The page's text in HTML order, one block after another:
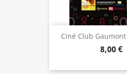
Ciné Club
8,00 €